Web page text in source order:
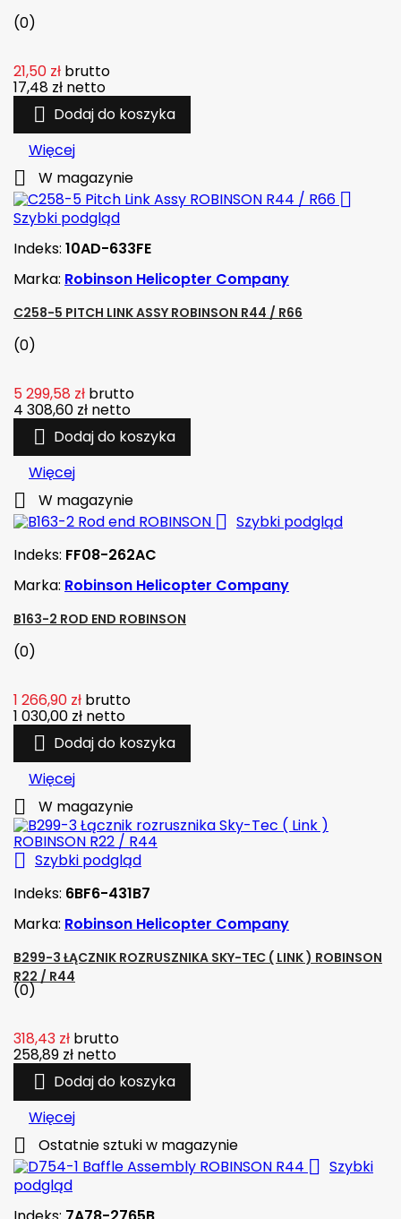
(0)
21,50 zł brutto
17,48 zł netto
 Dodaj do koszyka
Więcej
 W magazynie

Szybki podgląd
Indeks: 10AD-633FE
Marka: Robinson Helicopter Company
C258-5 PITCH LINK ASSY ROBINSON R44 / R66
(0)
5 299,58 zł brutto
4 308,60 zł netto
 Dodaj do koszyka
Więcej
 W magazynie
 Szybki podgląd
Indeks: FF08-262AC
Marka: Robinson Helicopter Company
B163-2 ROD END ROBINSON
(0)
1 266,90 zł brutto
1 030,00 zł netto
 Dodaj do koszyka
Więcej
 W magazynie
 Szybki podgląd
Indeks: 6BF6-431B7
Marka: Robinson Helicopter Company
B299-3 ŁĄCZNIK ROZRUSZNIKA SKY-TEC ( LINK ) ROBINSON
R22 / R44
(0)
318,43 zł brutto
258,89 zł netto
 Dodaj do koszyka
Więcej
 Ostatnie sztuki w magazynie
 Szybki
podgląd